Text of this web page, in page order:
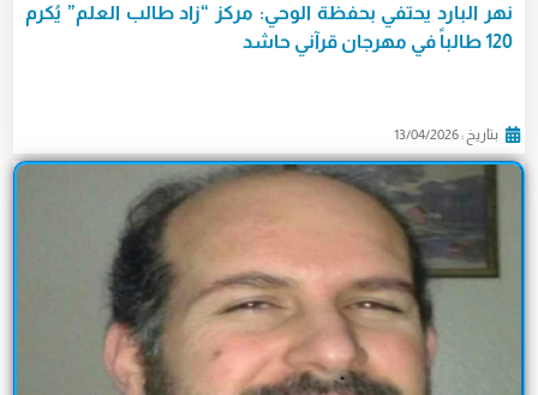
نهر البارد يحتفي بحفظة الوحي: مركز “زاد طالب العلم” يُكرم
120 طالباً في مهرجان قرآني حاشد
بتاريخ : 13/04/2026